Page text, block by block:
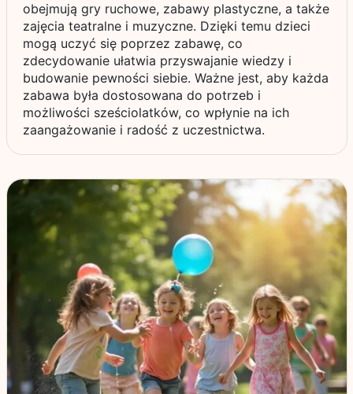
obejmują gry ruchowe, zabawy plastyczne, a także
zajęcia teatralne i muzyczne. Dzięki temu dzieci
mogą uczyć się poprzez zabawę, co
zdecydowanie ułatwia przyswajanie wiedzy i
budowanie pewności siebie. Ważne jest, aby każda
zabawa była dostosowana do potrzeb i
możliwości sześciolatków, co wpłynie na ich
zaangażowanie i radość z uczestnictwa.